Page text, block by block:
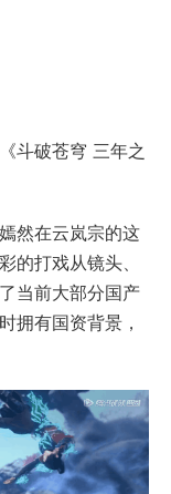
斗破苍穹 三年之
然在云岚宗的这
的打戏从镜头、
当前大部分国产
拥有国资背景，